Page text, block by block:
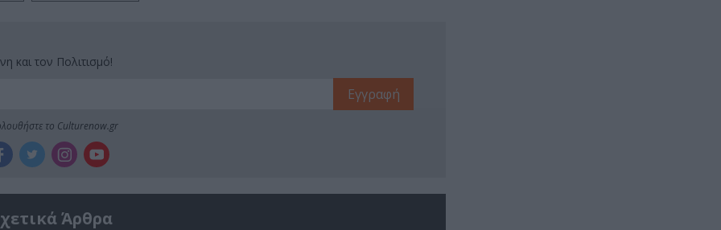
και τον Πολιτισμό!
το Culturenow.gr
Άρθρα